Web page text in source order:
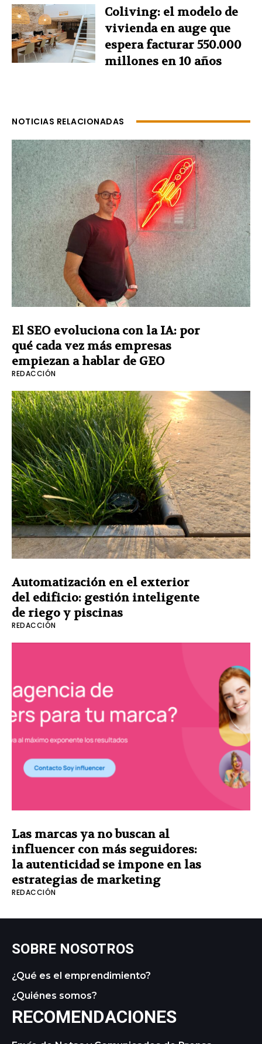
Coliving: el modelo de
vivienda en auge que
espera facturar 550.000
millones en 10 años
NOTICIAS RELACIONADAS
El SEO evoluciona con la IA: por
qué cada vez más empresas
empiezan a hablar de GEO
REDACCIÓN
Automatización en el exterior
del edificio: gestión inteligente
de riego y piscinas
REDACCIÓN
Las marcas ya no buscan al
influencer con más seguidores:
la autenticidad se impone en las
estrategias de marketing
REDACCIÓN
SOBRE NOSOTROS
¿Qué es el emprendimiento?
¿Quiénes somos?
RECOMENDACIONES